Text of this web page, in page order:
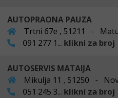
AUTOPRAONA PAUZA
Trtni 67e , 51211 -
091 277 1... klikni za broj
AUTOSERVIS MATAIJA
Mikulja 11 , 51250 -
051 245 3... klikni za broj